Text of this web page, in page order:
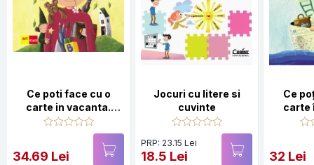
Ce poti face cu o
carte in vacanta.
Clasa a VI-a
34.69 Lei
Jocuri cu litere si
cuvinte
PRP: 23.15 Lei
18.5 Lei
Ce
carte
32 Lei